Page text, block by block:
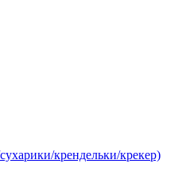
крендельки/крекер)